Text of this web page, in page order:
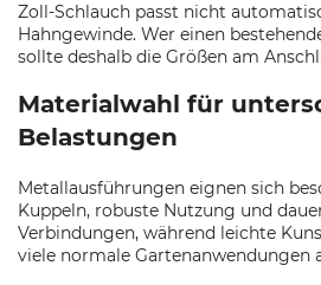
Zoll-Schlauch passt nicht
Hahngewinde. Wer einen
sollte deshalb die Größen am
Materialwahl für
Belastungen
Metallausführungen eignen sich
Kuppeln, robuste Nutzung und
Verbindungen, während leichte
viele normale Gartenanwendungen